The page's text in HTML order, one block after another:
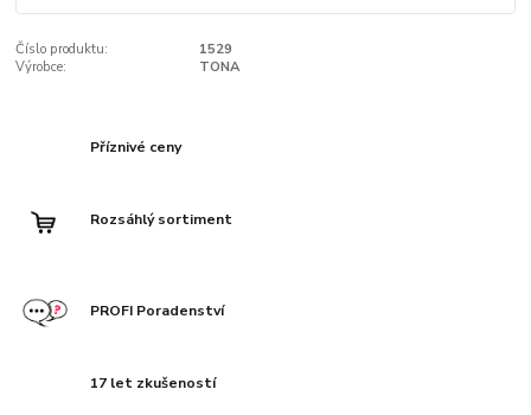
Číslo produktu:
1529
Výrobce:
TONA
Příznivé ceny
Rozsáhlý sortiment
PROFI Poradenství
17 let zkušeností